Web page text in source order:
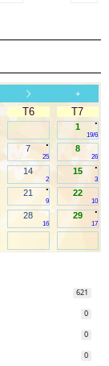
+
T6 T7
.
1
19/6
.
7
25
8
26
14
2
.
15
3
.
21
9
22
10
28
16
.
29
17
621
0
0
0